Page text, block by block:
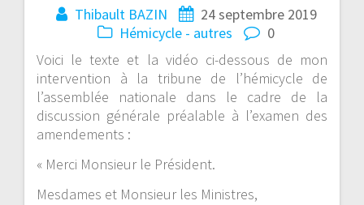
Thibault BAZIN
24 septembre 2019
Hémicycle - autres
0
Voici le texte et la vidéo ci-dessous de mon
intervention à la tribune de l’hémicycle de
l’assemblée nationale dans le cadre de la
discussion générale préalable à l’examen des
amendements :
« Merci Monsieur le Président.
Mesdames et Monsieur les Ministres,